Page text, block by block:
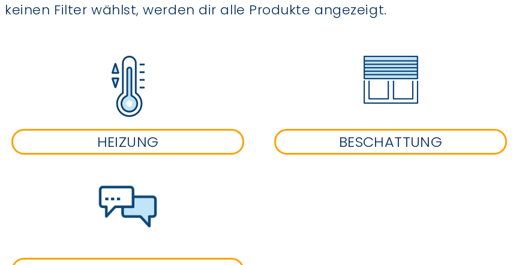
keinen Filter wählst, werden dir alle Produkte angezeigt.
HEIZUNG BESCHATTUNG